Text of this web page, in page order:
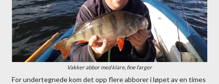
Vakker abbor med klare, fine farger
For undertegnede kom det opp flere abborer i løpet av en times